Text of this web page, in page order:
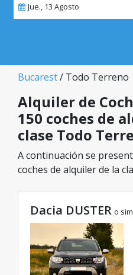
Jue., 13 Agosto
Bucarest/ Todo Terreno
Alquiler de
150 coches de
clase Todo
A continuación se
coches de alquiler de la
modelo ideal de la
tarifas excelentes desde
Dacia DUSTER o